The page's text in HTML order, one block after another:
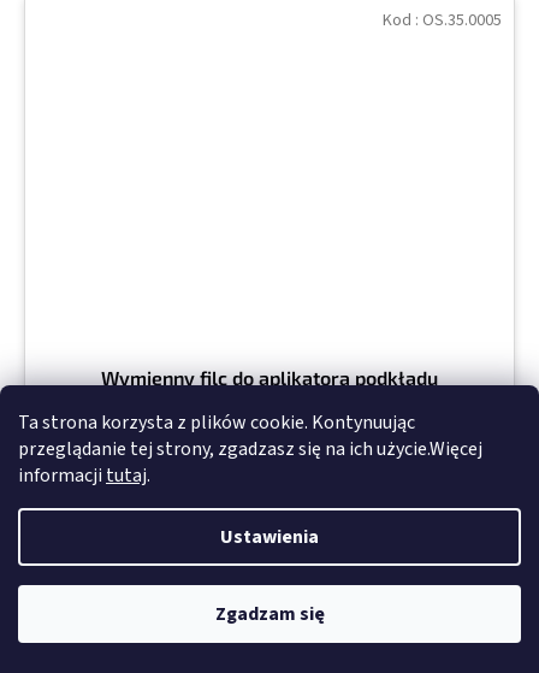
Ta strona korzysta z plików cookie. Kontynuując
przeglądanie tej strony, zgadzasz się na ich użycie.Więcej
informacji tutaj.
Ustawienia
Zgadzam się
Wymienny filc do aplikatora podkładu
Kod : OS.35.0005